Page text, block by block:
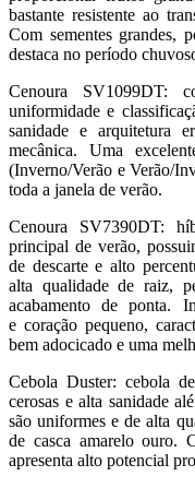
bastante resistente ao
Com sementes grandes,
destaca no período
Cenoura SV1099DT:
uniformidade e
sanidade e arquitetura
mecânica. Uma
(Inverno/Verão e Verão/
toda a janela de verão.
Cenoura SV7390DT:
principal de verão,
de descarte e alto
alta qualidade de raiz,
acabamento de ponta.
e coração pequeno,
bem adocicado e uma
Cebola Duster: cebola
cerosas e alta sanidade
são uniformes e de alta
de casca amarelo ouro.
apresenta alto potencial